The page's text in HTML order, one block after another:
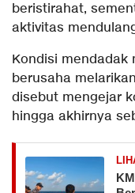
beristirahat,
aktivitas
Kondisi mendadak
berusaha
disebut mengejar
hingga akhirnya